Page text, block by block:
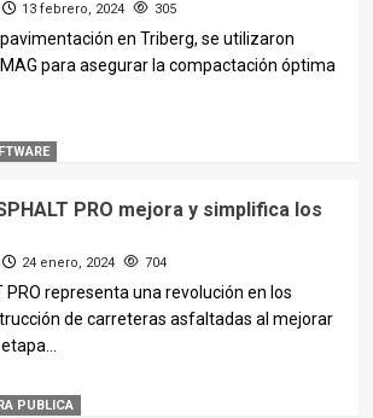
13 febrero, 2024 305
en Triberg, se utilizaron
para asegurar la compactación óptima
PRO mejora y simplifica los
24 enero, 2024 704
PRO representa una revolución en los
de carreteras asfaltadas al mejorar
PUBLICA